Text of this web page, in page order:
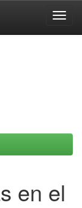
en el